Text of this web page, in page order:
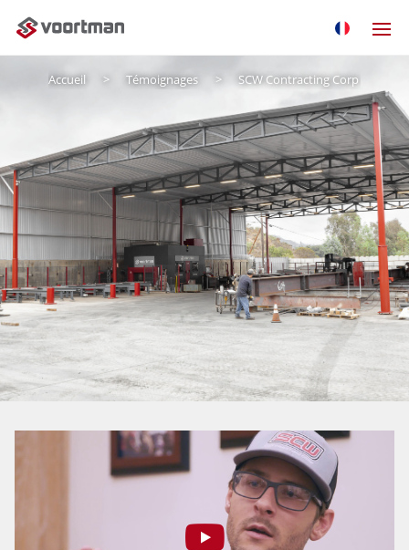
Accueil Témoignages SCW Contracting Corp